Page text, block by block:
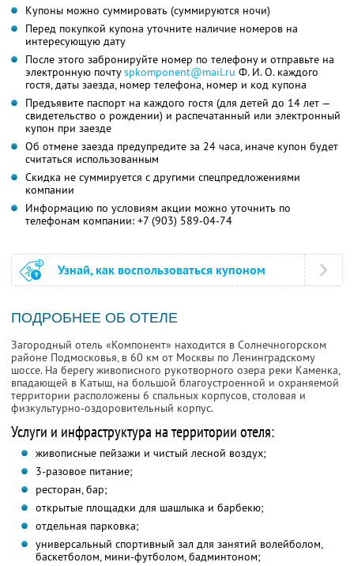
Купоны можно суммировать (суммируются ночи)
Перед покупкой купона уточните наличие номеров на
интересующую дату
После этого забронируйте номер по телефону и отправьте на
электронную почтуspkomponent@mail.ru Ф. И. О.каждого
гостя, даты заезда, номер телефона, номер и код купона
Предъявите паспорт на каждого гостя (для детей до 14 лет —
свидетельство о рождении) и распечатанный или электронный
купон при заезде
Об отмене заезда предупредите за 24 часа, иначе купон будет
считаться использованным
Скидка не суммируется с другими спецпредложениями
компании
Информацию по условиям акции можно уточнить по
телефонам компании: +7 (903) 589-04-74
Узнай, как воспользоваться купоном
ПОДРОБНЕЕ ОБ ОТЕЛЕ
Загородный отель «Компонент» находится в Солнечногорском
районе Подмосковья, в 60 км от Москвы по Ленинградскому
шоссе. На берегу живописного рукотворного озера реки Каменка,
впадающей в Катыш, на большой благоустроенной и охраняемой
территории расположены 6 спальных корпусов, столовая и
физкультурно-оздоровительный корпус.
Услуги и инфраструктура на территории отеля:
живописные пейзажи и чистый лесной воздух;
3-разовое питание;
ресторан, бар;
открытые площадки для шашлыка и барбекю;
отдельная парковка;
универсальный спортивный зал для занятий волейболом,
баскетболом, мини-футболом, бадминтоном;